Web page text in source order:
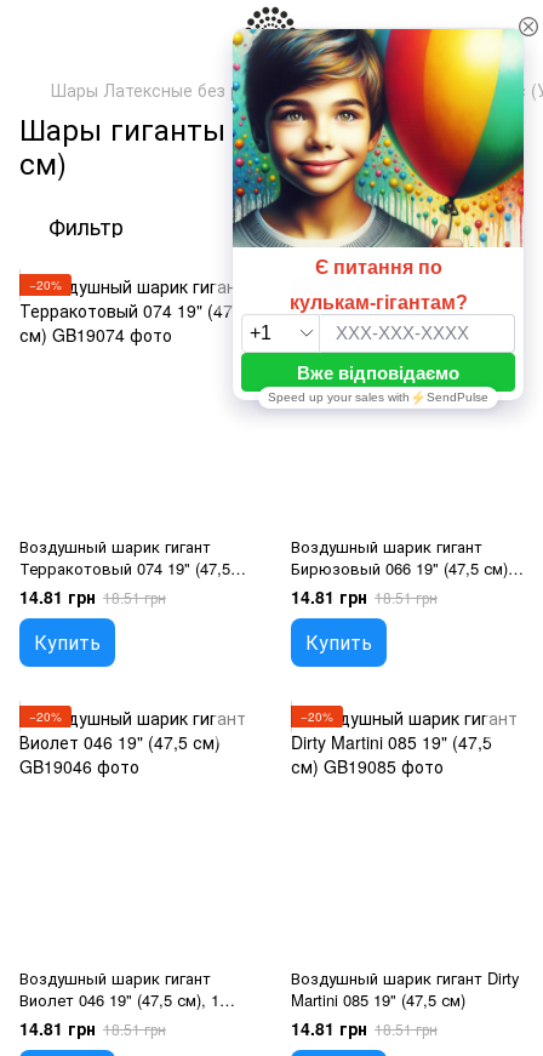
Шары Латексные без рисунка ТМ Артшоу Латекс Балунс
Шары гиганты Пастель 19" (47,5
см)
Фильтр По популярности
−20%
Воздушный шарик гигант
Терракотовый 074 19" (47,5
см), 1 шт., 19"/47.5см,
Красный, Гелий или воздух
14.81 грн 18.51 грн
Купить
Воздушный шарик гигант
Бирюзовый 066 19" (47,5 см),
1 шт., 19"/47.5см, Бирюзовый,
Гелий или воздух
14.81 грн 18.51 грн
Купить
−20%
Воздушный шарик гигант
Виолет 046 19" (47,5 см), 1
шт., 19"/47.5см, Фиолетовый,
Гелий или воздух
14.81 грн 18.51 грн
−20%
Воздушный шарик гигант Dirty
Martini 085 19" (47,5 см)
14.81 грн 18.51 грн